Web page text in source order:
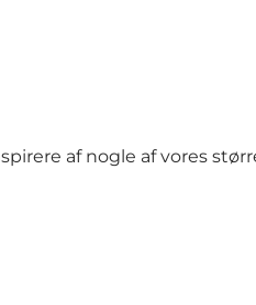
af nogle af vores